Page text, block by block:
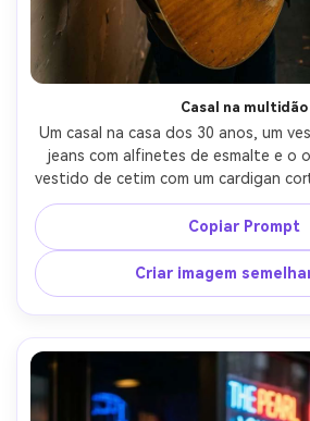
Casal na multidão
Um casal na casa dos 30 anos, um
jeans com alfinetes de esmalte e o
vestido de cetim com um cardigan
na multidão, iluminação suave da
cabelo, névoa de concerto e
EOS R6, 85mm f/1.4, retrato de
romântico e cinematográfico,
nítido, grão sutil-AR
Copiar Prompt
Criar imagem